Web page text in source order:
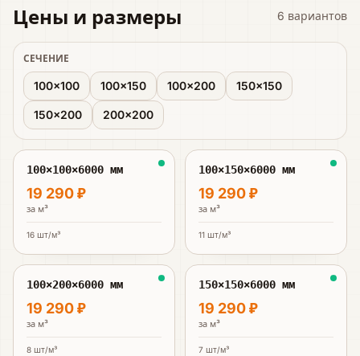
Цены и размеры 6 вариантов
СЕЧЕНИЕ
100×100 100×150 100×200 150×150
150×200 200×200
100×100×6000 мм
19 290 ₽
за м³
16 шт/м³
100×150×6000 мм
19 290 ₽
за м³
11 шт/м³
100×200×6000 мм
19 290 ₽
за м³
8 шт/м³
150×150×6000 мм
19 290 ₽
за м³
7 шт/м³